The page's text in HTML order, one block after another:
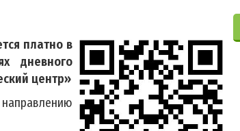
платно в
дневного
центр»